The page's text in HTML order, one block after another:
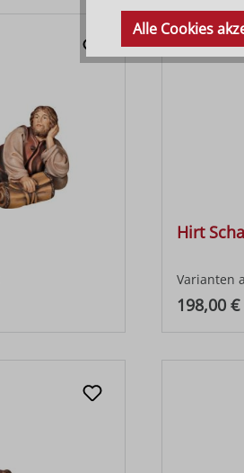
Hirt
Varianten
198,00 €
Alle Cookies